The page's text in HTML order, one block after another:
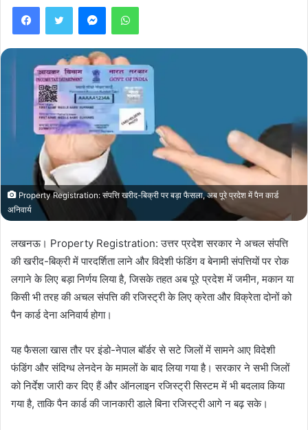
FacebookTwitter MessengerWhatsApp
Property Registration: संपत्ति खरीद-बिक्री पर बड़ा फैसला, अब पूरे प्रदेश में पैन कार्ड
अनिवार्य
लखनऊ। Property Registration: उत्तर प्रदेश सरकार ने अचल संपत्ति
की खरीद-बिक्री में पारदर्शिता लाने और विदेशी फंडिंग व बेनामी संपत्तियों पर रोक
लगाने के लिए बड़ा निर्णय लिया है, जिसके तहत अब पूरे प्रदेश में जमीन, मकान या
किसी भी तरह की अचल संपत्ति की रजिस्ट्री के लिए क्रेता और विक्रेता दोनों को
पैन कार्ड देना अनिवार्य होगा।
यह फैसला खास तौर पर इंडो-नेपाल बॉर्डर से सटे जिलों में सामने आए विदेशी
फंडिंग और संदिग्ध लेनदेन के मामलों के बाद लिया गया है। सरकार ने सभी जिलों
को निर्देश जारी कर दिए हैं और ऑनलाइन रजिस्ट्री सिस्टम में भी बदलाव किया
गया है, ताकि पैन कार्ड की जानकारी डाले बिना रजिस्ट्री आगे न बढ़ सके।